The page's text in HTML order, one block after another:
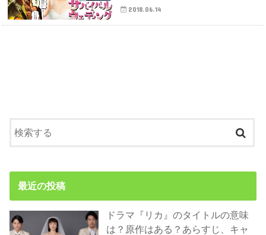
2018.06.14
最近の投稿
ドラマ『リカ』のタイトルの意味
は？原作はある？あらすじ、キャ